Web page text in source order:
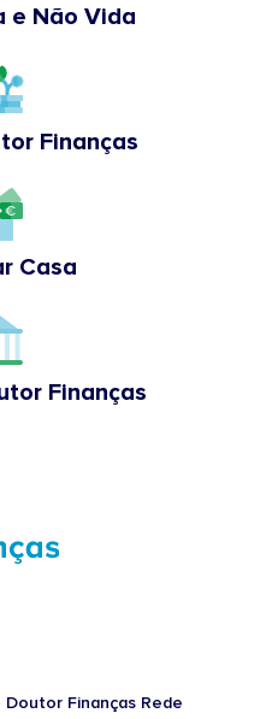
e Não Vida
Finanças
Casa
Finanças
Doutor Finanças Rede